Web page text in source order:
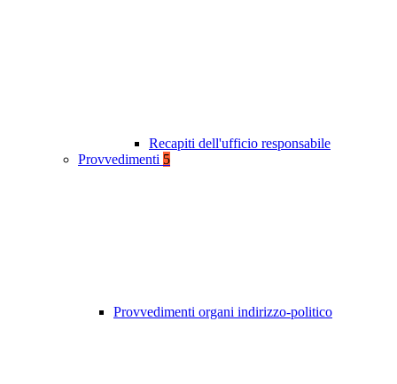
Recapiti dell'ufficio responsabile
Provvedimenti 5
Provvedimenti organi indirizzo-politico